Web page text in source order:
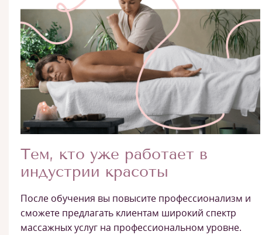
Тем, кто уже работает в
индустрии красоты
После обучения вы повысите профессионализм и
сможете предлагать клиентам широкий спектр
массажных услуг на профессиональном уровне.